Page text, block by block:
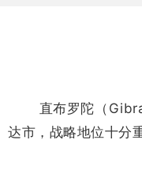
直布罗陀（
达市，战略地位十分